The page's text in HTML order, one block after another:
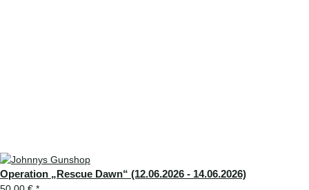
Operation „Rescue Dawn“ (12.06.2026 - 14.06.2026)